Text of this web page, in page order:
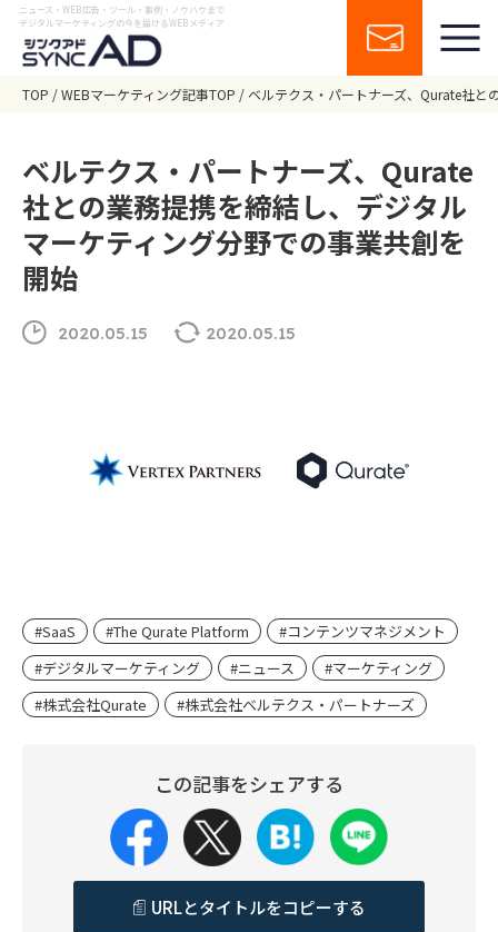
ニュース・WEB広告・ツール・事例・ノウハウまで
デジタルマーケティングの今を届けるWEBメディア
TOP WEBマーケティング記事TOP ベルテクス・パートナーズ、Qurate社と
ベルテクス・パートナーズ、Qurate
社との業務提携を締結し、デジタル
マーケティング分野での事業共創を
開始
2020.05.15 2020.05.15
#SaaS #The Qurate Platform
#コンテンツマネジメント
#デジタルマーケティング
#ニュース
#マーケティング
#株式会社Qurate
#株式会社ベルテクス・パートナーズ
この記事をシェアする
URLとタイトルをコピーする